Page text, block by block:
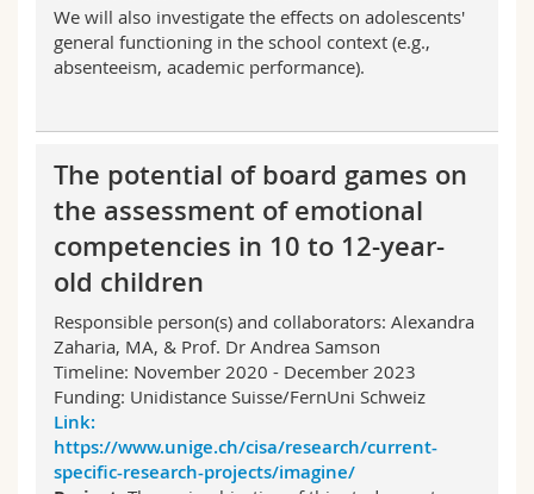
We will also investigate the effects on adolescents'
general functioning in the school context (e.g.,
absenteeism, academic performance).
The potential of board games on
the assessment of emotional
competencies in 10 to 12-year-
old children
Responsible person(s) and collaborators: Alexandra
Zaharia, MA, & Prof. Dr Andrea Samson
Timeline: November 2020 - December 2023
Funding: Unidistance Suisse/FernUni Schweiz
Link:
https://www.unige.ch/cisa/research/current-
specific-research-projects/imagine/